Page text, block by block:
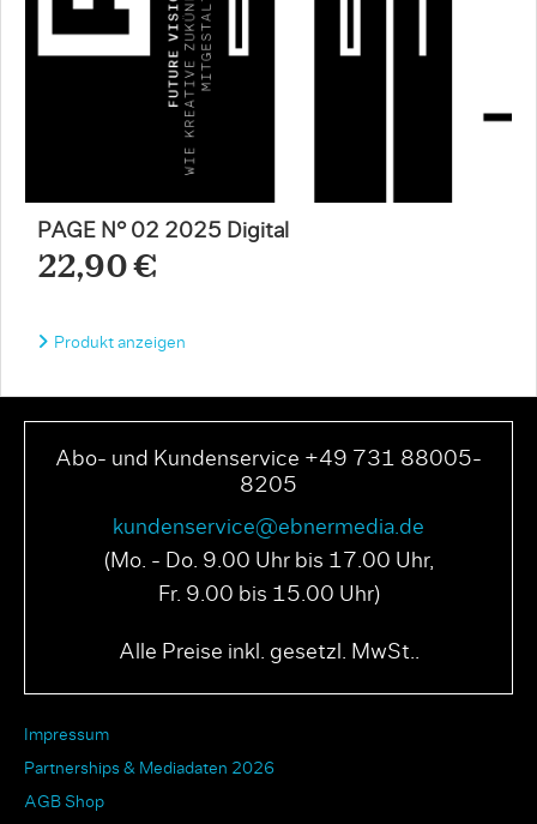
PAGE N° 02 2025 Digital
22,90 €
Produkt anzeigen
Abo- und Kundenservice +49 731 88005-
8205
kundenservice@ebnermedia.de
(Mo. - Do. 9.00 Uhr bis 17.00 Uhr,
Fr. 9.00 bis 15.00 Uhr)
Alle Preise inkl. gesetzl. MwSt..
Impressum
Partnerships & Mediadaten 2026
AGB Shop